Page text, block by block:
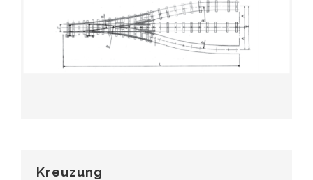
Kreuzung